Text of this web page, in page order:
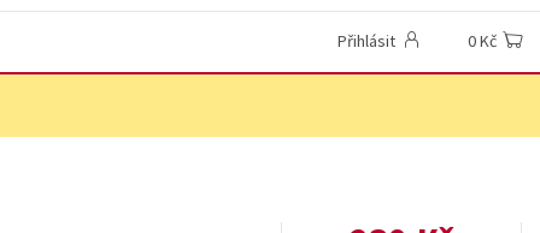
Přihlásit 0 Kč